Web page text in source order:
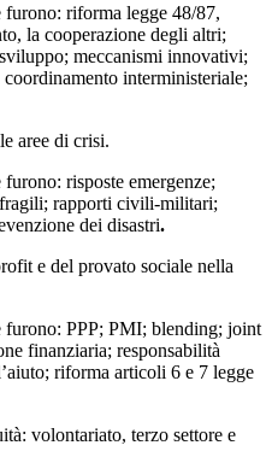
furono: riforma legge 48/87,
la cooperazione degli altri;
meccanismi innovativi;
interministeriale;
aree di crisi.
risposte emergenze;
rapporti civili-militari;
dei disastri.
e del provato sociale nella
furono: PPP; PMI; blending; joint
finanziaria; responsabilità
riforma articoli 6 e 7 legge
volontariato, terzo settore e